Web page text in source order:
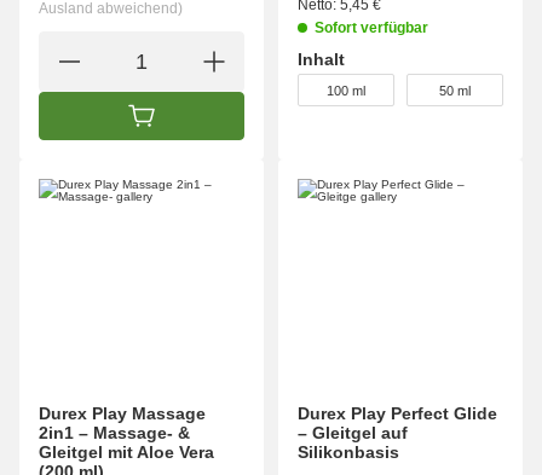
Ausland abweichend)
IN DEN WARENKORB
Netto: 5,45 €
Sofort verfügbar
Inhalt
wählen
100 ml 50 ml
Durex Play Massage
2in1 – Massage- &
Gleitgel mit Aloe Vera
Durex Play Perfect Glide
– Gleitgel auf
Silikonbasis